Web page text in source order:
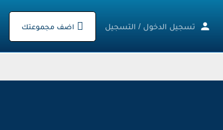
تسجيل الدخول / التسجيل اضف مجموعتك